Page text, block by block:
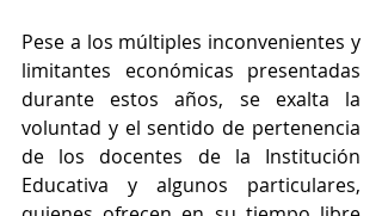
Pese a los múltiples inconvenientes y
limitantes económicas presentadas
durante estos años, se exalta la
voluntad y el sentido de pertenencia
de los docentes de la Institución
Educativa y algunos particulares,